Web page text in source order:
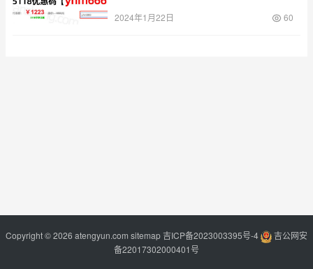
2024年1月22日 60
Copyright © 2026 atengyun.com sitemap吉ICP备2023003395号-4
吉公网安
备22017302000401号